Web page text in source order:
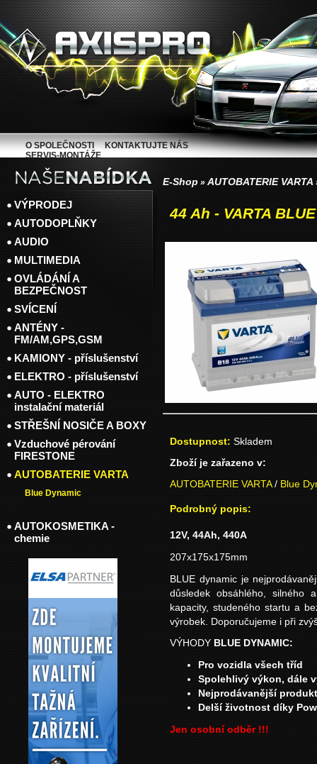
E-Shop » AUTOBATERIE VARTA
44 Ah - VARTA
Dostupnost: Skladem
Zboží je zařazeno v:
AUTOBATERIE VARTA/ Blue
Podrobný popis:
12V, 44Ah, 440A
207x175x175mm
BLUE dynamic je
důsledek obsáhlého, silného
kapacity, studeného startu a
výrobek. Doporučujeme i při
VÝHODY BLUE DYNAMIC:
Pro vozidla všech tříd
Spolehlivý výkon, dále
Nejprodávanější
Delší životnost díky
Jen osobní odběr !!!
VÝPRODEJ
AUTODOPLŇKY
AUDIO
MULTIMEDIA
OVLÁDÁNÍ A
BEZPEČNOST
SVÍCENÍ
ANTÉNY -
FM/AM,GPS,GSM
KAMIONY - příslušenství
ELEKTRO - příslušenství
AUTO - ELEKTRO
instalační materiál
STŘEŠNÍ NOSIČE A BOXY
Vzduchové pérování
FIRESTONE
AUTOBATERIE VARTA
Blue Dynamic
AUTOKOSMETIKA -
chemie
O SPOLEČNOSTI
KONTAKTUJTE NÁS
SERVIS-MONTÁŽE